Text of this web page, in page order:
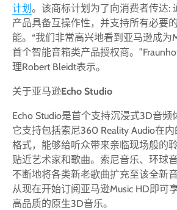
计划 。该商标计划为了向消费者传达:
产品具备互操作性，并支持所有必要的
能。“我们非常高兴地看到亚马逊成为
首个智能音箱类产品授权商。
理Robert Bleidt表示。
关于亚马逊Echo Studio
Echo Studio是首个支持沉浸式3D音频
它支持包括索尼360 Reality Audio在
格式，能够给听众带来亲临现场般的
贴近艺术家和歌曲。索尼音乐、环球
不断地将各类新老歌曲扩充至该全新
从现在开始订阅亚马逊Music HD即可
高品质的原生3D音乐。